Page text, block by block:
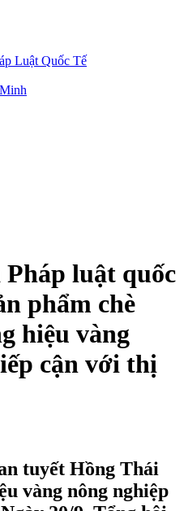
luật quốc
phẩm chè
hiệu vàng
cận với thị
tuyết Hồng Thái
vàng nông nghiệp